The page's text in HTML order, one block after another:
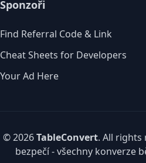
Sponzoři
Find Referral Code & Link
Cheat Sheets for Developers
Your Ad Here
© 2026TableConvert. All rights
bezpečí - všechny konverze